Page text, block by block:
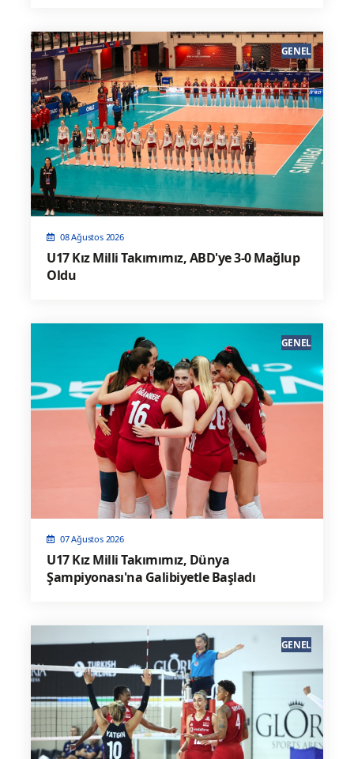
08 Ağustos 2026
U17 Kız Milli Takımımız, ABD'ye 3-0 Mağlup
Oldu
GENEL
07 Ağustos 2026
U17 Kız Milli Takımımız, Dünya
Şampiyonası'na Galibiyetle Başladı
GENEL
GENEL